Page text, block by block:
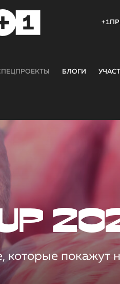
БЛОГИ
которые покажут